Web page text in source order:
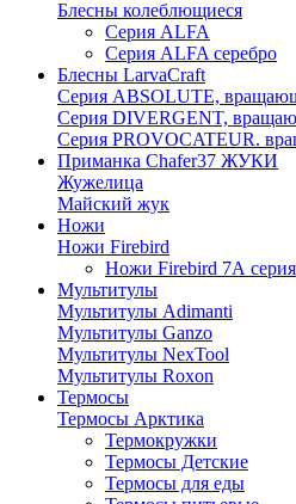
Блесны колеблющиеся
Серия ALFA
Серия ALFA серебро
Блесны LarvaCraft
Серия ABSOLUTE,
Серия DIVERGENT,
Серия PROVOCATEUR.
Приманка Chafer37 ЖУКИ
Жужелица
Майский жук
Ножи
Ножи Firebird
Ножи Firebird 7А серия
Мультитулы
Мультитулы Adimanti
Мультитулы Ganzo
Мультитулы NexTool
Мультитулы Roxon
Термосы
Термосы Арктика
Термокружки
Термосы Детские
Термосы для еды